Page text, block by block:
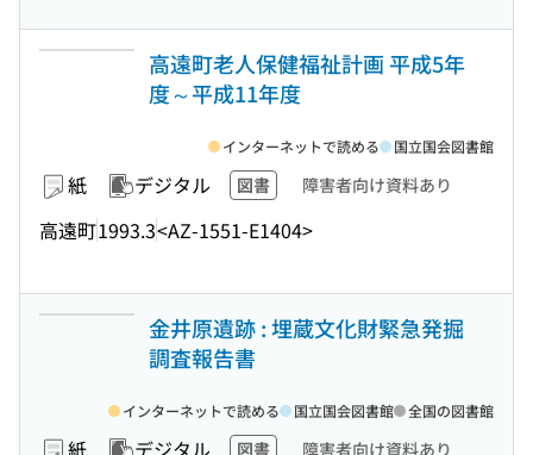
高遠町老人保健福祉計画 平成5年
度～平成11年度
紙 デジタル 図書 障害者向け資料あり
高遠町1993.3<AZ-1551-E1404>
インターネットで読める 国立国会図書館
金井原遺跡 : 埋蔵文化財緊急発掘
調査報告書
紙 デジタル 図書 障害者向け資料あり
インターネットで読める 国立国会図書館 全国の図書館